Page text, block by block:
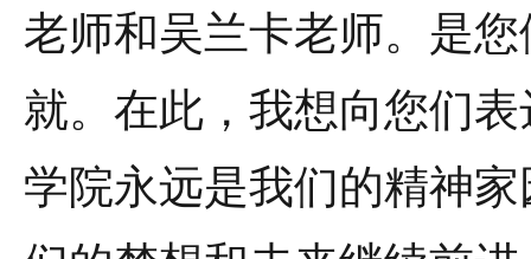
老师和吴兰卡老师。是
就。在此，我想向您们
学院永远是我们的精神